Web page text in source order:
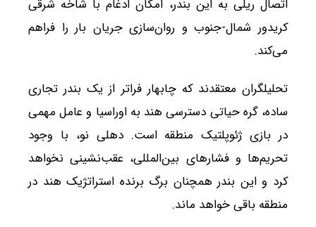
اتصال ریلی به این بندر، امکان ادغام با شاخه شرقی
کریدور شمال-جنوب و روان‌سازی جریان بار را فراهم
می‌کند.
تحلیلگران معتقدند که چابهار فراتر از یک بندر تجاری
ساده، گره حیاتی دسترسی هند به اوراسیا و عامل مهمی
در بازی ژئوپلتیک منطقه است. دهلی نو، با وجود
تحریم‌ها و فشارهای بین‌المللی، عقب‌نشینی نخواهد
کرد و این بندر همچنان برگ برنده استراتژیک هند در
منطقه باقی خواهد ماند.